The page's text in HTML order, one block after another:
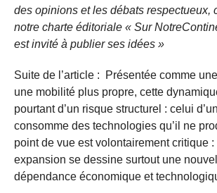
des opinions et les débats respectueux,
notre charte éditoriale « Sur
est invité à publier ses idées »
Suite de l’article : Présentée comme
une mobilité plus propre, cette
pourtant d’un risque structurel : celui
consomme des technologies qu’il ne
point de vue est volontairement critique
expansion se dessine surtout une
dépendance économique et